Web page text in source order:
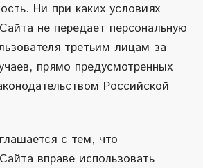
Ни при каких условиях
не передает персональную
третьим лицам за
прямо предусмотренных
Российской
с тем, что
вправе использовать